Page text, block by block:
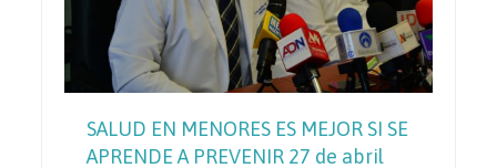
SALUD EN MENORES ES MEJOR SI SE
APRENDE A PREVENIR 27 de abril